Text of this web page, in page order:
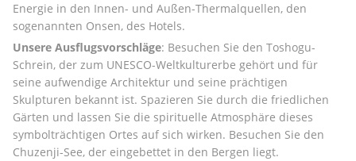
Energie in den Innen- und Außen-Thermalquellen, den
sogenannten Onsen, des Hotels.
Unsere Ausflugsvorschläge: Besuchen Sie den Toshogu-
Schrein, der zum UNESCO-Weltkulturerbe gehört und für
seine aufwendige Architektur und seine prächtigen
Skulpturen bekannt ist. Spazieren Sie durch die friedlichen
Gärten und lassen Sie die spirituelle Atmosphäre dieses
symbolträchtigen Ortes auf sich wirken. Besuchen Sie den
Chuzenji-See, der eingebettet in den Bergen liegt.